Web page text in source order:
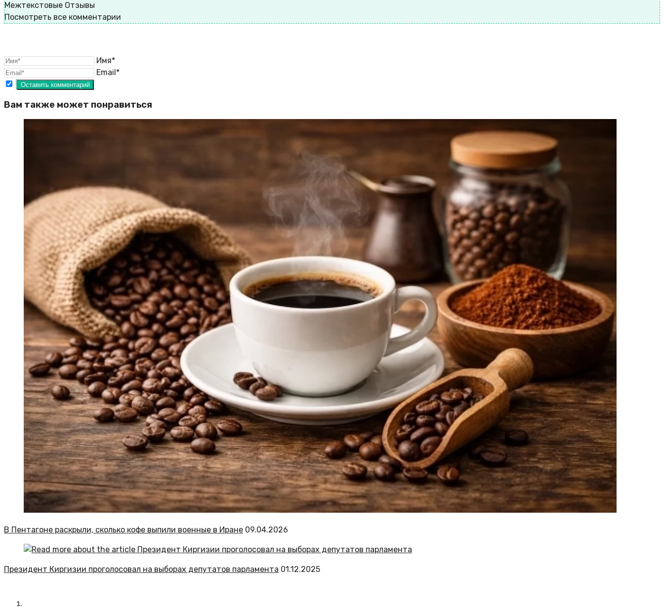
Межтекстовые Отзывы
Посмотреть все комментарии
Имя*
Email*
Вам также может понравиться
В Пентагоне раскрыли, сколько кофе выпили военные в Иране 09.04.2026
Президент Киргизии проголосовал на выборах депутатов парламента 01.12.2025